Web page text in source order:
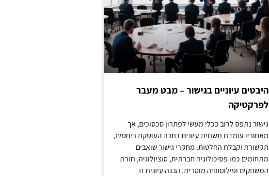
היבטים עיוניים בגישור – מבט מעבר
לפרקטיקה
גישור נתפס לרוב ככלי מעשי לפתרון סכסוכים, אך
מאחוריו עומדת תשתית עיונית רחבה העוסקת ביחסים,
תקשורת וקבלת החלטות. מחקרי גישור שואבים
מתחומים כמו פסיכולוגיה חברתית, סוציולוגיה, תורת
המשחקים ופילוסופיה מוסרית. הבנה עיונית זו